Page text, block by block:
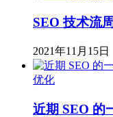
SEO 技术流
2021年11月15日
优化
近期 SEO 的